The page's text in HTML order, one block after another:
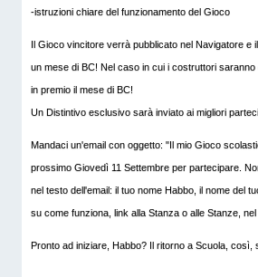
-istruzioni chiare del funzionamento del Gioco
Il Gioco vincitore verrà pubblicato nel Navigatore e
un mese di BC! Nel caso in cui i costruttori
in premio il mese di BC!
Un Distintivo esclusivo sarà inviato ai migliori
Mandaci un'email con oggetto: "Il mio Gioco
prossimo Giovedì 11 Settembre per partecipare.
nel testo dell'email: il tuo nome Habbo, il nome del
su come funziona, link alla Stanza o alle Stanze,
Pronto ad iniziare, Habbo? Il ritorno a Scuola, così,